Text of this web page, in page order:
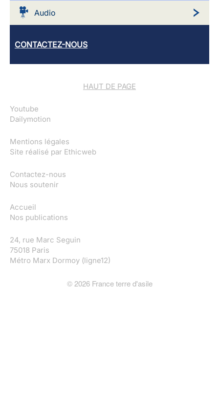
Audio
CONTACTEZ-NOUS
HAUT DE PAGE
Youtube
Dailymotion
Mentions légales
Site réalisé par Ethicweb
Contactez-nous
Nous soutenir
Accueil
Nos publications
24, rue Marc Seguin
75018 Paris
Métro Marx Dormoy (ligne12)
© 2026France terre d'asile